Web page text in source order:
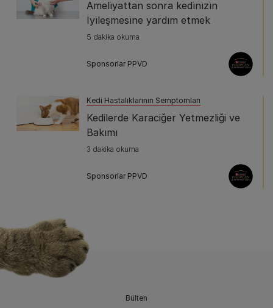
Ameli̇yattan sonra kedi̇ni̇zi̇n
İyi̇leşmesi̇ne yardım etmek
5 dakika okuma
Sponsorlar PPVD
Kedi Hastalıklarının Semptomları
Kedilerde Karaciğer Yetmezliği ve
Bakımı
3 dakika okuma
Sponsorlar PPVD
Bülten